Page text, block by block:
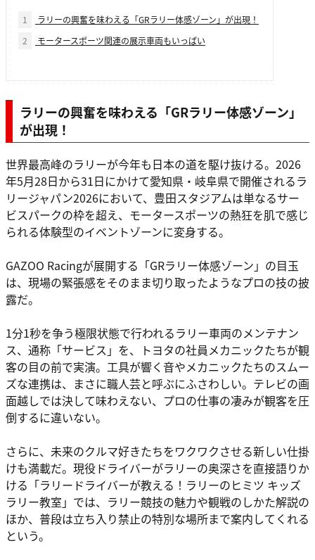
1
ラリーの興奮を味わえる「GRラリー体感ゾーン」が出現！
2
モータースポーツ関連の展示車両もいっぱい
ラリーの興奮を味わえる「GRラリー体感ゾーン」
が出現！
世界最高峰のラリーが今年も日本の道を駆け抜ける。2026
年5月28日から31日にかけて愛知県・岐阜県で開催されるラ
リージャパン2026において、豊田スタジアムは単なるサー
ビスパークの枠を超え、モータースポーツの熱狂を肌で感じ
られる体験型のイベントゾーンに変身する。
GAZOO Racingが展開する「GRラリー体感ゾーン」の目玉
は、現場の緊張感をそのまま切り取ったようなプロの技の披
露だ。
1分1秒を争う極限状態で行われるラリー車両のメンテナン
ス、通称「サービス」を、トヨタの社員メカニックたちが観
客の目の前で実演。工具が響く音やメカニックたちのスムー
ズな連携は、まさに職人芸と呼ぶにふさわしい。テレビの画
面越しでは決して味わえない、プロの仕事の凄みが観客を圧
倒するに違いない。
さらに、未来のクルマ好きたちをワクワクさせる新しい仕掛
けも満載だ。現役ドライバーがラリーの奥深さを直接語りか
ける「ラリードライバーが教える！ラリーのヒミツ キッズ
ラリー教室」では、ラリー競技の魅力や観戦のしかた解説の
ほか、普段は立ち入り禁止の特別な場所まで案内してくれる
という。